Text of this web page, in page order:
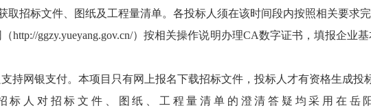
取招标文件、图纸及工程量清单。各投标人须在该时间段内按照相关要求
（http://ggzy.yueyang.gov.cn/）按相关操作说明办理CA数字证书，填报企业
持网银支付。本项目只有网上报名下载招标文件，投标人才有资格生成投
标人对招标文件、图纸、工程量清单的澄清答疑均采用在岳